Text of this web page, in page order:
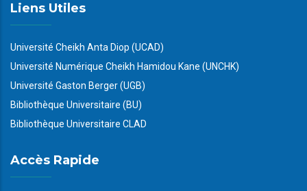
Liens Utiles
Université Cheikh Anta Diop (UCAD)
Université Numérique Cheikh Hamidou Kane (UNCHK)
Université Gaston Berger (UGB)
Bibliothèque Universitaire (BU)
Bibliothèque Universitaire CLAD
Accès Rapide